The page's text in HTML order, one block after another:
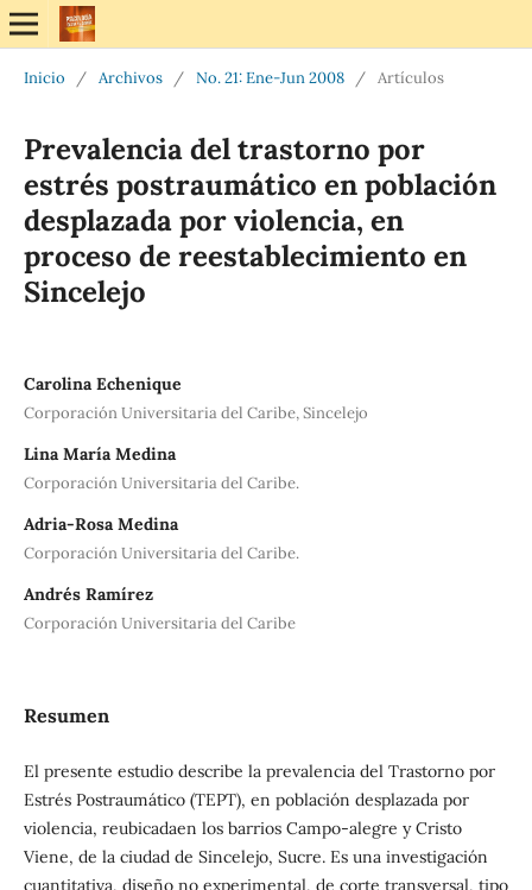
Inicio / Archivos / No. 21: Ene-Jun 2008 / Artículos
Prevalencia del trastorno por
estrés postraumático en población
desplazada por violencia, en
proceso de reestablecimiento en
Sincelejo
Carolina Echenique
Corporación Universitaria del Caribe, Sincelejo
Lina María Medina
Corporación Universitaria del Caribe.
Adria-Rosa Medina
Corporación Universitaria del Caribe.
Andrés Ramírez
Corporación Universitaria del Caribe
Resumen
El presente estudio describe la prevalencia del Trastorno por
Estrés Postraumático (TEPT), en población desplazada por
violencia, reubicadaen los barrios Campo-alegre y Cristo
Viene, de la ciudad de Sincelejo, Sucre. Es una investigación
cuantitativa, diseño no experimental, de corte transversal, tipo